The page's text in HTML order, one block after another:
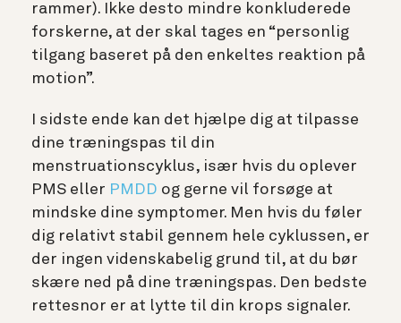
rammer). Ikke desto mindre konkluderede
forskerne, at der skal tages en “personlig
tilgang baseret på den enkeltes reaktion på
motion”.
I sidste ende kan det hjælpe dig at tilpasse
dine træningspas til din
menstruationscyklus, især hvis du oplever
PMS eller PMDD og gerne vil forsøge at
mindske dine symptomer. Men hvis du føler
dig relativt stabil gennem hele cyklussen, er
der ingen videnskabelig grund til, at du bør
skære ned på dine træningspas. Den bedste
rettesnor er at lytte til din krops signaler.